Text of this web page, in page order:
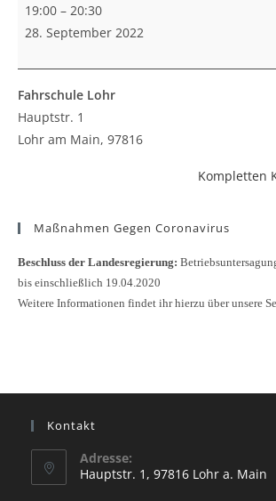
19:00 – 20:30
28. September 2022
Fahrschule Lohr
Hauptstr. 1
Lohr am Main, 97816
Kompletten
Maßnahmen Gegen Coronavirus
Beschluss der Landesregierung:
bis einschließlich 19.04.2020
Weitere Informationen findet ihr hierzu über unsere
Kontakt
Adresse:
Hauptstr. 1, 97816 Lohr a. Main